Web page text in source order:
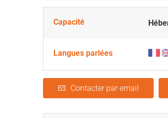
Capacité
Langues parlées
Contacter par email